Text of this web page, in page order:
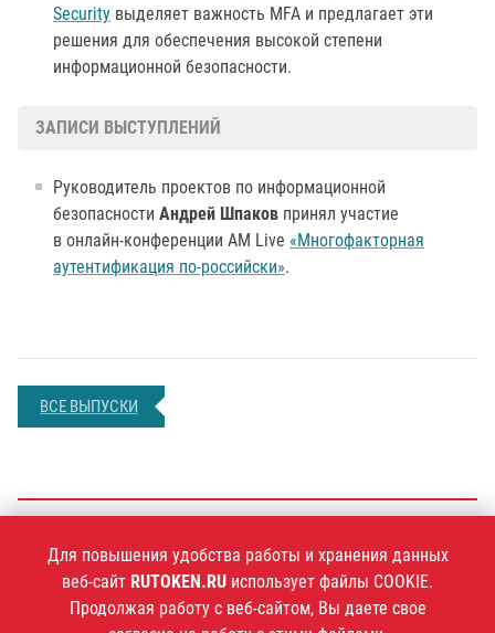
Security выделяет важность MFA и предлагает эти
решения для обеспечения высокой степени
информационной безопасности.
ЗАПИСИ ВЫСТУПЛЕНИЙ
Руководитель проектов по информационной
безопасности Андрей Шпаков принял участие
в онлайн-конференции AM Live «Многофакторная
аутентификация по-российски».
ВСЕ ВЫПУСКИ
+7 (495)925-77-90
Для повышения удобства работы и хранения данных
веб-сайт RUTOKEN.RU использует файлы COOKIE.
Продолжая работу с веб-сайтом, Вы даете свое